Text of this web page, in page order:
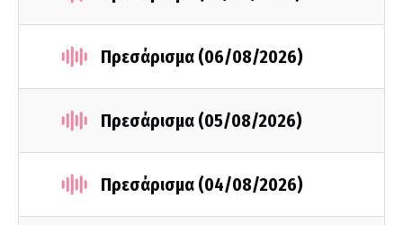
Πρεσάρισμα (06/08/2026)
Πρεσάρισμα (05/08/2026)
Πρεσάρισμα (04/08/2026)